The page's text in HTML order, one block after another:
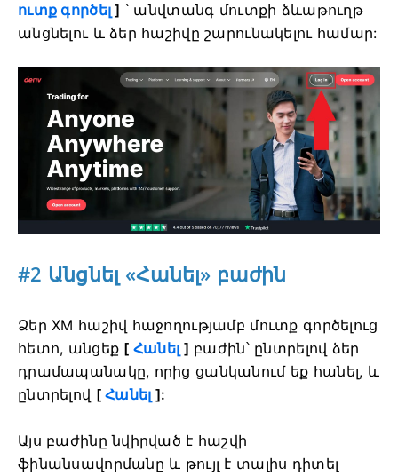
ուտք գործել ] ՝ անվտանգ մուտքի ձևաթուղթ
անցնելու և ձեր հաշիվը շարունակելու համար:
#2 Անցնել «Հանել» բաժին
Ձեր XM հաշիվ հաջողությամբ մուտք գործելուց
հետո, անցեք [ Հանել ] բաժին՝ ընտրելով ձեր
դրամապանակը, որից ցանկանում եք հանել, և
ընտրելով [Հանել ]:
Այս բաժինը նվիրված է հաշվի
ֆինանսավորմանը և թույլ է տալիս դիտել